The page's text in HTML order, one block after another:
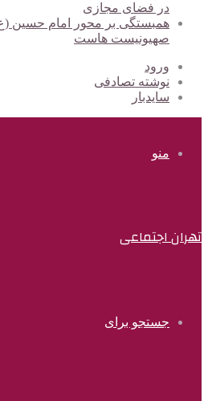
در فضای مجازی
همبستگی بر محور امام حسین
صهیونیست هاست
ورود
نوشته تصادفی
سایدبار
منو
تهران اجتماعی
جستجو برای